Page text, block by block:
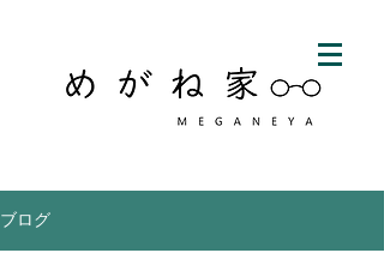
ブログ